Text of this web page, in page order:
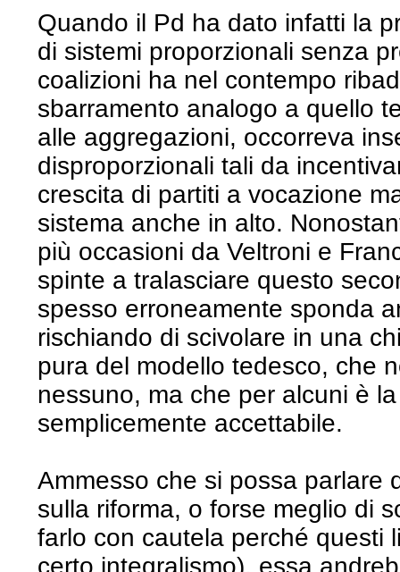
Quando il Pd ha dato infatti la
di sistemi proporzionali senza
coalizioni ha nel contempo
sbarramento analogo a quello
alle aggregazioni, occorreva
disproporzionali tali da
crescita di partiti a vocazione
sistema anche in alto.
più occasioni da Veltroni e
spinte a tralasciare questo
spesso erroneamente sponda
rischiando di scivolare in una
pura del modello tedesco, che
nessuno, ma che per alcuni è
semplicemente accettabile.
Ammesso che si possa parlare
sulla riforma, o forse meglio di
farlo con cautela perché questi
certo integralismo), essa